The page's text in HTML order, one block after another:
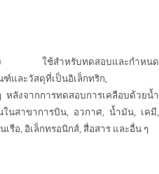
ข็ง ใช้สำหรับทดสอบและกำหนด
และวัสดุที่เป็นอิเล็กทริก,
ลังจากการทดสอบการเคลือบด้วยน้ำ
นสาขาการบิน, อวกาศ, น้ำมัน, เคมี,
รือ, อิเล็กทรอนิกส์, สื่อสาร และอื่น ๆ